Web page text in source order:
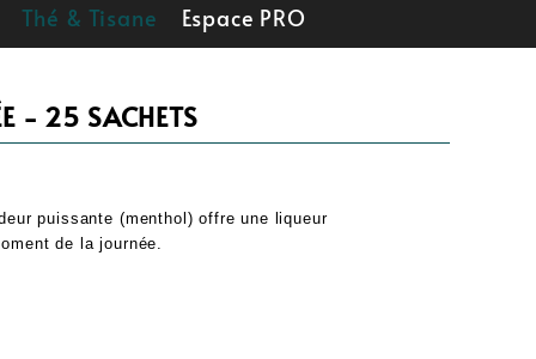
Thé & Tisane Espace PRO
- 25 SACHETS
puissante (menthol) offre une liqueur
de la journée.